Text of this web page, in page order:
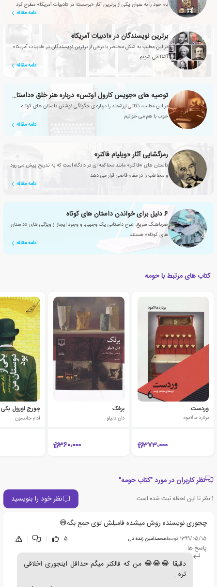
نام خود را به عنوان یکی از برترین آثار «برجسته در «ادبیات آمریکا» مطرح کرد.
ادامه مقاله
برترین نویسندگان در «ادبیات آمریکا»
در این مطلب به شکل مختصر با برخی از برترین نویسندگان در «ادبیات آمریکا»
آشنا می شویم
ادامه مقاله
توصیه های «جویس کارول اوتس» درباره هنر خلق «داستان کوتاه»
در این مطلب، نکاتی ارزشمند را درباره ی چگونگی نوشتن داستان های کوتاه
خوب با هم می خوانیم
ادامه مقاله
رمزگشایی آثار «ویلیام فاکنر»
داستان های «فاکنر» مانند محاکمه ای در دادگاه است که به تدریج پیش می رود
و مخاطب را در مقام قاضی قرار می دهد
ادامه مقاله
6 دلیل برای خواندن داستان های کوتاه
ضرباهنگ سریع، طرح داستانیِ یک وجهی، و وجود ایجاز از ویژگی های «داستان
های کوتاه» هستند
ادامه مقاله
کتاب های مرتبط با حومه
وردست
برنارد مالامود
373،000
برفک
دان دلیلو
360،000
آدام جانسون
نظر کاربران در مورد "کتاب حومه"
1نظر تا این لحظه ثبت شده است نظر خود را بنویسید
چجوری نویسنده روش میشده فامیلش توی جمع بگه😅
1399/05/15
|توسطمحمدامین زنده دل 5
|
|
پاسخ ها
دقیقا 😂😂😂 من که فالکنر میگم حداقل اینجوری اخلاقی
تره .